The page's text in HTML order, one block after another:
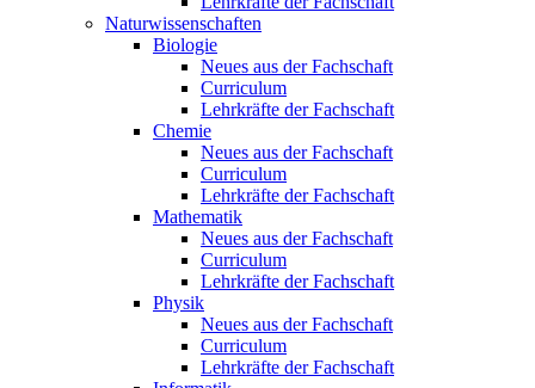
Naturwissenschaften
Biologie
Neues aus der Fachschaft
Curriculum
Lehrkräfte der Fachschaft
Chemie
Neues aus der Fachschaft
Curriculum
Lehrkräfte der Fachschaft
Mathematik
Neues aus der Fachschaft
Curriculum
Lehrkräfte der Fachschaft
Physik
Neues aus der Fachschaft
Curriculum
Lehrkräfte der Fachschaft